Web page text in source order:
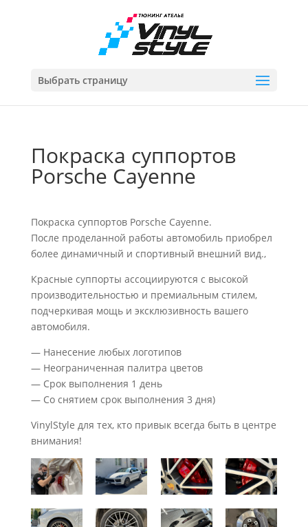
Выбрать страницу
Покраска суппортов
Porsche Cayenne
Покраска суппортов Porsche Cayenne.
После проделанной работы автомобиль приобрел
более динамичный и спортивный внешний вид.,
Красные суппорты ассоциируются с высокой
производительностью и премиальным стилем,
подчеркивая мощь и эксклюзивность вашего
автомобиля.
— Нанесение любых логотипов
— Неограниченная палитра цветов
— Срок выполнения 1 день
— Со снятием срок выполнения 3 дня)
VinylStyle для тех, кто привык всегда быть в центре
внимания!